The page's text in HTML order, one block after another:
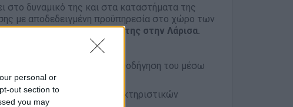
personal or
out section to
you may
στο δυναμικό της και στα καταστήματα της
με αποδεδειγμένη προϋπηρεσία στο χώρο των
στο κατάστημα της στην Λάρισα.
του καταστήματος και καθοδήγηση του μέσω
των τεχνικών τους χαρακτηριστικών